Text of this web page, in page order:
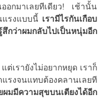
อกมาเลยทีเดียว! เช้านั้น
แรงแบบนี้ เรามีไรกันเกือบ
กว่าผมกลับไปเป็นหนุ่มอีก
ต่เรายังไม่อยากหยุด เราก็
งจนแทบต้องคลานเลยที
มมีความสุขบนเตียงได้อีก